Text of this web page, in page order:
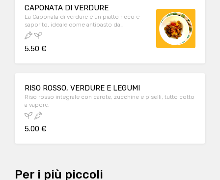
CAPONATA DI VERDURE
La Caponata di verdure è un piatto ricco e
saporito, ideale come antipasto da
condividere, contorno o pranzo/cena. E' un
piatto vegetariano e vegano.
5.50 €
RISO ROSSO, VERDURE E LEGUMI
Riso rosso integrale con carote, zucchine e piselli, tutto cotto
a vapore.
5.00 €
Per i più piccoli